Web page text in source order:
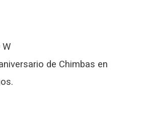
W
de Chimbas en